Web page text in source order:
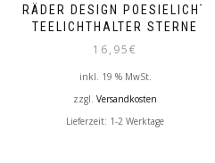
RÄDER DESIGN POESIELICHT
TEELICHTHALTER STERNE
16,95€
inkl. 19 % MwSt.
zzgl. Versandkosten
Lieferzeit: 1-2 Werktage